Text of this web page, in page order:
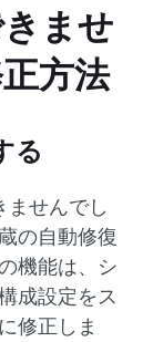
きませ
方法
る
ませんでし
の自動修復
機能は、シ
成設定をス
修正しま